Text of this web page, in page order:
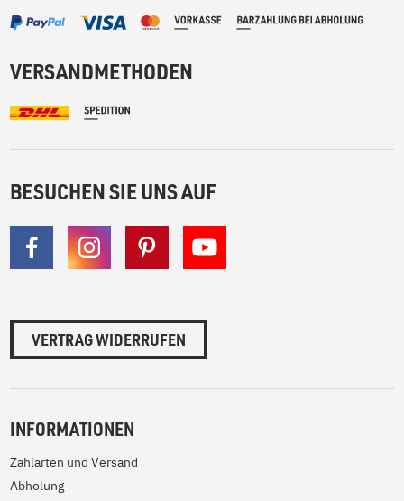
VERSANDMETHODEN
BESUCHEN SIE UNS AUF
VERTRAG WIDERRUFEN
INFORMATIONEN
Zahlarten und Versand
Abholung